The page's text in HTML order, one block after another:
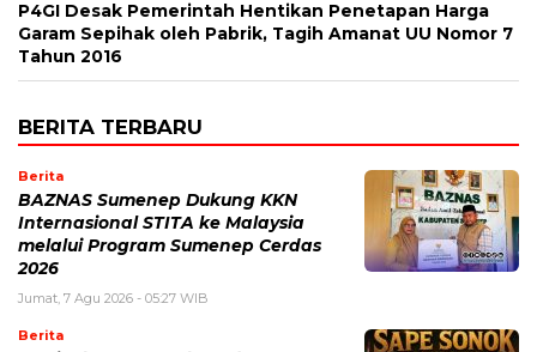
P4GI Desak Pemerintah Hentikan Penetapan Harga
Garam Sepihak oleh Pabrik, Tagih Amanat UU Nomor 7
Tahun 2016
BERITA TERBARU
Berita
BAZNAS Sumenep Dukung KKN
Internasional STITA ke Malaysia
melalui Program Sumenep Cerdas
2026
Jumat, 7 Agu 2026 - 05:27 WIB
Berita